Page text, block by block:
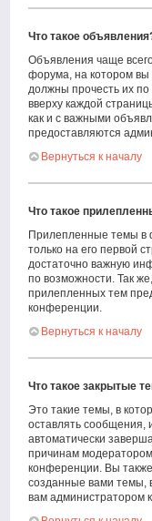
Что такое
Объявления чаще
форума, на котором вы
должны прочесть их
вверху каждой
как и с важными
предоставляются
Вернуться к началу
Что такое
Прилепленные темы в
только на его первой
достаточно важную
по возможности. Так
прилепленных тем
конференции.
Вернуться к началу
Что такое закрытые
Это такие темы, в
оставлять сообщения,
автоматически
причинам
конференции. Вы
созданные вами темы,
вам администратором